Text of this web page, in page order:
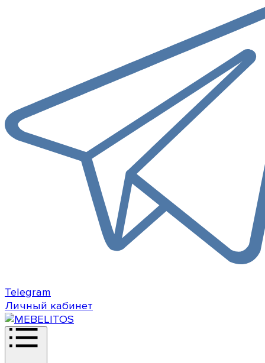
Telegram
Личный кабинет